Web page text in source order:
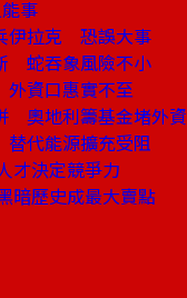
事
伊拉克 恐誤大事
蛇吞象風險不小
資口惠實不至
奧地利籌基金堵外資
代能源擴充受阻
才決定競爭力
暗歷史成最大賣點